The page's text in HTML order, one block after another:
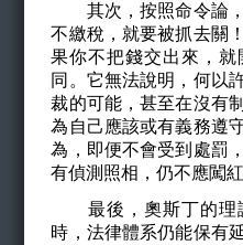
其次，按照命令論，
不繳稅，就要被抓去關
果你不把錢交出來，
同。它無法說明，何以
裁的可能，甚至在沒有
為自己應該或有義務遵
為，即便不會受到處罰
有偵測照相，仍不應闖紅
最後，奧斯丁的理
時，法律體系仍能保有